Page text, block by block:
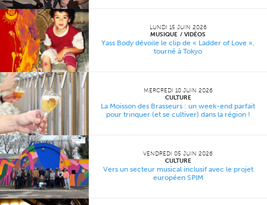
LUNDI 15 JUIN 2026
MUSIQUE
VIDÉOS
Yass Body dévoile le clip de « Ladder of Love »,
tourné à Tokyo
MERCREDI 10 JUIN 2026
CULTURE
La Moisson des Brasseurs : un week-end parfait
pour trinquer (et se cultiver) dans la région !
VENDREDI 05 JUIN 2026
CULTURE
Vers un secteur musical inclusif avec le projet
européen SPIM